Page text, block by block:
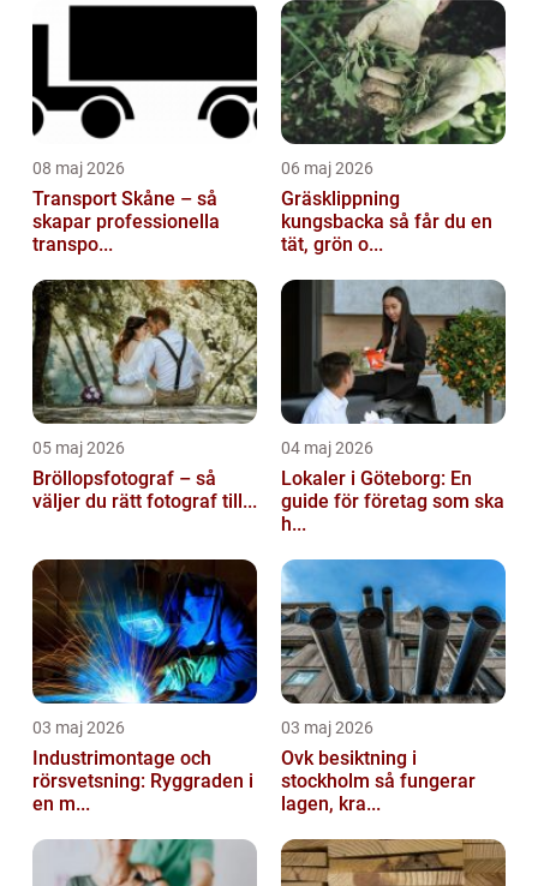
08 maj 2026
Transport Skåne – så
skapar professionella
transpo...
06 maj 2026
Gräsklippning
kungsbacka så får du en
tät, grön o...
05 maj 2026
Bröllopsfotograf – så
väljer du rätt fotograf till...
04 maj 2026
Lokaler i Göteborg: En
guide för företag som ska
h...
03 maj 2026
Industrimontage och
rörsvetsning: Ryggraden i
en m...
03 maj 2026
Ovk besiktning i
stockholm så fungerar
lagen, kra...